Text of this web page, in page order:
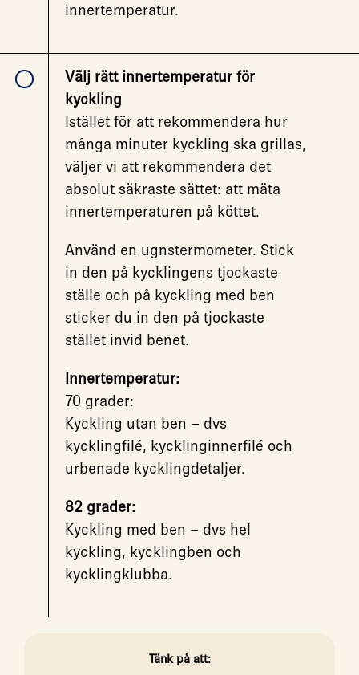
innertemperatur.
Välj rätt innertemperatur för
kyckling
Istället för att rekommendera hur
många minuter kyckling ska grillas,
väljer vi att rekommendera det
absolut säkraste sättet: att mäta
innertemperaturen på köttet.
Använd en ugnstermometer. Stick
in den på kycklingens tjockaste
ställe och på kyckling med ben
sticker du in den på tjockaste
stället invid benet.
Innertemperatur:
70 grader:
Kyckling utan ben – dvs
kycklingfilé, kycklinginnerfilé och
urbenade kycklingdetaljer.
82 grader:
Kyckling med ben – dvs hel
kyckling, kycklingben och
kycklingklubba.
Tänk på att: